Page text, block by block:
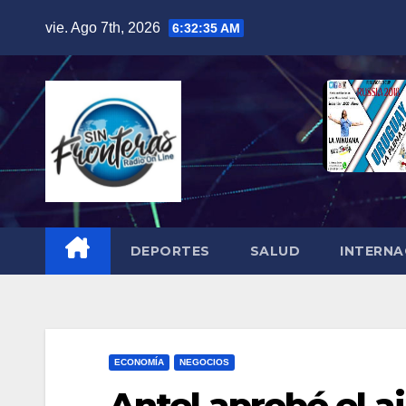
vie. Ago 7th, 2026 6:32:36 AM
DEPORTES SALUD
ECONOMÍA NEGOCIOS